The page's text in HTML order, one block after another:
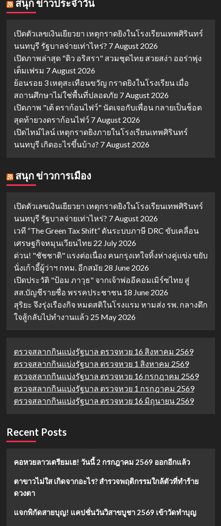
สนุก ข่าวประจำวัน
เปิดตัวเลขเงินเยียวยา เหตุกราดยิงในโรงเรียนเทพศิรินทร์
นนทบุรี รัฐบาลจ่ายเท่าไหร่? 7 August 2026
เปิดภาพล่าสุด "ดิว อริสรา" สวมชุดไทย สวยสง่า ออร่าพุ่ง
เต็มเฟรม 7 August 2026
ย้อนรอย 3 เหตุสะเทือนขวัญ กราดยิงในโรงเรียน เมื่อ
สถานศึกษาไม่ใช่พื้นที่ปลอดภัย 7 August 2026
เปิดภาพ "เต้ ดราก้อนไฟว์" นัดเจอกับเพื่อน กลายเป็นช็อต
สุดท้ายวงดราก้อนไฟว์ 7 August 2026
เปิดไทม์ไลน์ เหตุกราดยิงภายในโรงเรียนเทพศิรินทร์
นนทบุรี เกิดอะไรขึ้นบ้าง? 7 August 2026
สนุก ข่าวการเมือง
เปิดตัวเลขเงินเยียวยา เหตุกราดยิงในโรงเรียนเทพศิรินทร์
นนทบุรี รัฐบาลจ่ายเท่าไหร่? 7 August 2026
เวที “The Green Tax Shift” ดันระบบภาษี DRC ขับเคลื่อน
เศรษฐกิจหมุนเวียนไทย 22 July 2026
ด่วน! "ชัชชาติ" แรงต่อเนื่อง คนกรุงเทใจทิ้งห่างคู่แข่ง ขยับ
นั่งเก้าอี้ผู้ว่าฯ กทม. อีกสมัย 28 June 2026
เปิดประวัติ "ป้อม ภาวุธ" จากเจ้าพ่ออีคอมเมิร์ซไทย สู่
สส.บัญชีรายชื่อ พรรคประชาชน 18 June 2026
สุริยะ จึงรุ่งเรืองกิจ หมดสติในโรงแรม หามส่ง รพ. กลางดึก
ใจสู้กลับไปทำงานแล้ว 25 May 2026
ตรวจสลากกินแบ่งรัฐบาล ตรวจหวย 16 สิงหาคม 2569
ตรวจสลากกินแบ่งรัฐบาล ตรวจหวย 1 สิงหาคม 2569
ตรวจสลากกินแบ่งรัฐบาล ตรวจหวย 16 กรกฎาคม 2569
ตรวจสลากกินแบ่งรัฐบาล ตรวจหวย 1 กรกฎาคม 2569
ตรวจสลากกินแบ่งรัฐบาล ตรวจหวย 16 มิถุนายน 2569
Recent Posts
คอหวยลาวเตรียมเฮ! วันนี้ 2 กรกฎาคม 2569 ออกอีกแล้ว
ตาขาวไม่ใส เกิดจากอะไร? สำรวจพฤติกรรมใกล้ตัวที่ทำร้าย
ดวงตา
แจกพิกัดสายบุญ! แคปชั่นวันวิสาขบูชา 2569 เข้าวัดทำบุญ